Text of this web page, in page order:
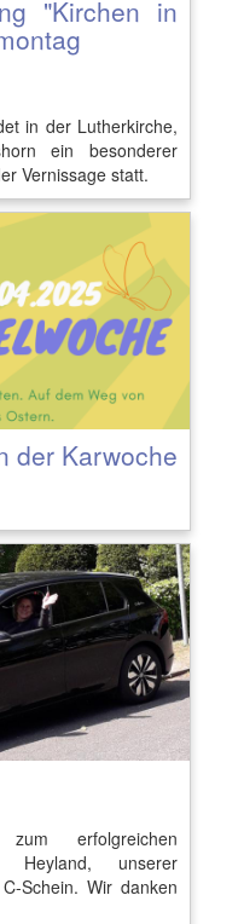
"Kirchen in
in der Lutherkirche,
ein besonderer
Vernissage statt.
der Karwoche
erfolgreichen
Heyland, unserer
Schein. Wir danken